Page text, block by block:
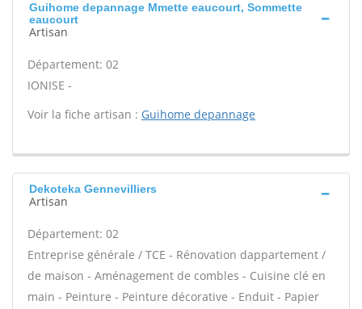
Guihome depannage Mmette eaucourt, Sommette
eaucourt
Artisan
Département: 02
IONISE -
Voir la fiche artisan : Guihome depannage
Dekoteka Gennevilliers
Artisan
Département: 02
Entreprise générale / TCE - Rénovation dappartement /
de maison - Aménagement de combles - Cuisine clé en
main - Peinture - Peinture décorative - Enduit - Papier